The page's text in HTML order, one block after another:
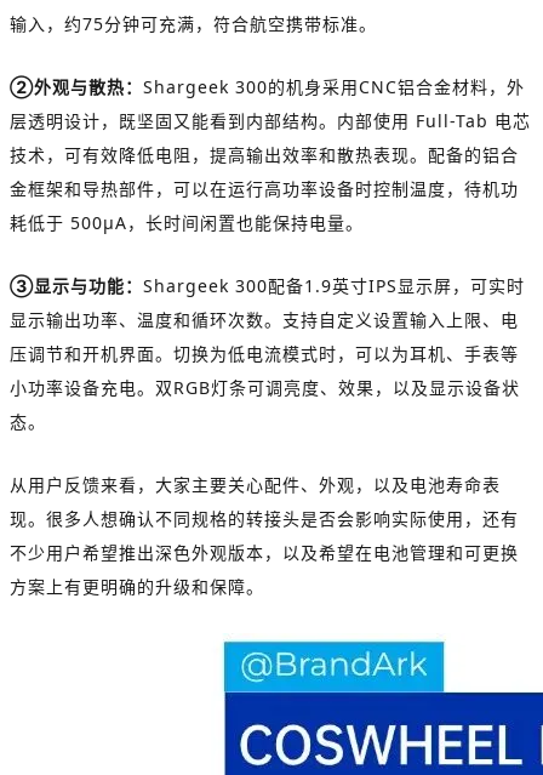
输入，约75分钟可充满，符合航空携带标准。
②外观与散热： Shargeek 300的机身采用CNC铝合金材料，外
层透明设计，既坚固又能看到内部结构。内部使用 Full-Tab 电芯
技术，可有效降低电阻，提高输出效率和散热表现。配备的铝合
金框架和导热部件，可以在运行高功率设备时控制温度，待机功
耗低于 500μA，长时间闲置也能保持电量。
③显示与功能： Shargeek 300配备1.9英寸IPS显示屏，可实时
显示输出功率、温度和循环次数。支持自定义设置输入上限、电
压调节和开机界面。切换为低电流模式时，可以为耳机、手表等
小功率设备充电。双RGB灯条可调亮度、效果，以及显示设备状
态。
从用户反馈来看，大家主要关心配件、外观，以及电池寿命表
现。很多人想确认不同规格的转接头是否会影响实际使用，还有
不少用户希望推出深色外观版本，以及希望在电池管理和可更换
方案上有更明确的升级和保障。